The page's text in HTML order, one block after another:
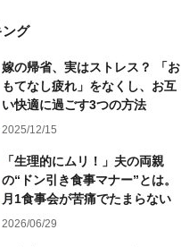
ング
嫁の帰省、実はストレス？ 「お
もてなし疲れ」をなくし、お互
い快適に過ごす3つの方法
2025/12/15
「生理的にムリ！」夫の両親
の“ドン引き食事マナー”とは。
月1食事会が苦痛でたまらない
2026/06/29